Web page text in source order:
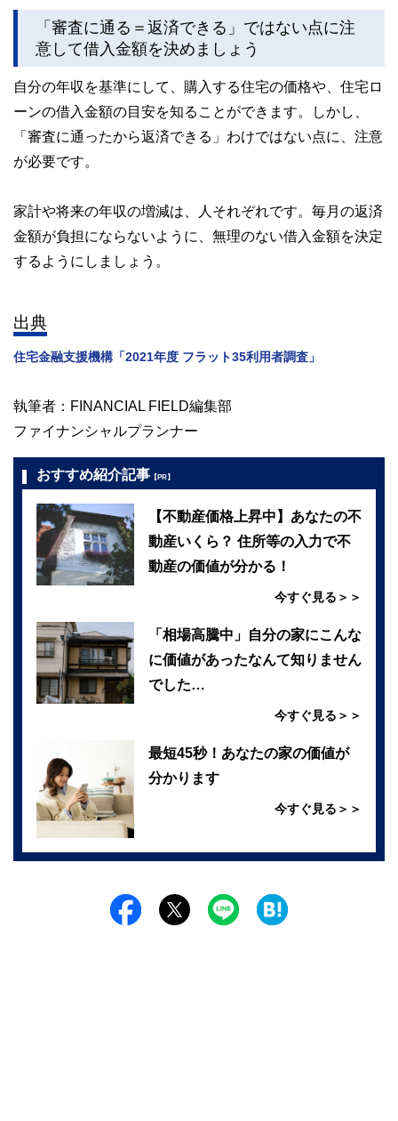
「審査に通る＝返済できる」ではない点に注
意して借入金額を決めましょう
自分の年収を基準にして、購入する住宅の価格や、住宅ロ
ーンの借入金額の目安を知ることができます。しかし、
「審査に通ったから返済できる」わけではない点に、注意
が必要です。
家計や将来の年収の増減は、人それぞれです。毎月の返済
金額が負担にならないように、無理のない借入金額を決定
するようにしましょう。
出典
住宅金融支援機構「2021年度 フラット35利用者調査」
執筆者：FINANCIAL FIELD編集部
ファイナンシャルプランナー
おすすめ紹介記事 【PR】
【不動産価格上昇中】あなたの不
動産いくら？ 住所等の入力で不
動産の価値が分かる！
今すぐ見る＞＞
「相場高騰中」自分の家にこんな
に価値があったなんて知りません
でした…
今すぐ見る＞＞
最短45秒！あなたの家の価値が
分かります
今すぐ見る＞＞